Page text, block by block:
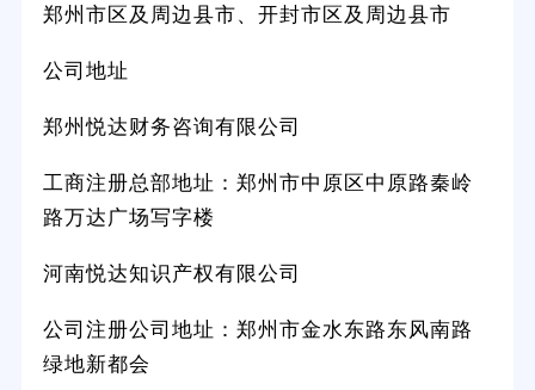
郑州市区及周边县市、开封市区及周边县市
公司地址
郑州悦达财务咨询有限公司
工商注册总部地址：郑州市中原区中原路秦岭
路万达广场写字楼
河南悦达知识产权有限公司
公司注册公司地址：郑州市金水东路东风南路
绿地新都会